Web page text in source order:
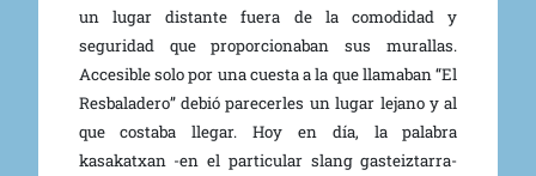
un lugar distante fuera de la comodidad y
seguridad que proporcionaban sus murallas.
Accesible solo por una cuesta a la que llamaban “El
Resbaladero” debió parecerles un lugar lejano y al
que costaba llegar. Hoy en día, la palabra
kasakatxan -en el particular slang gasteiztarra-